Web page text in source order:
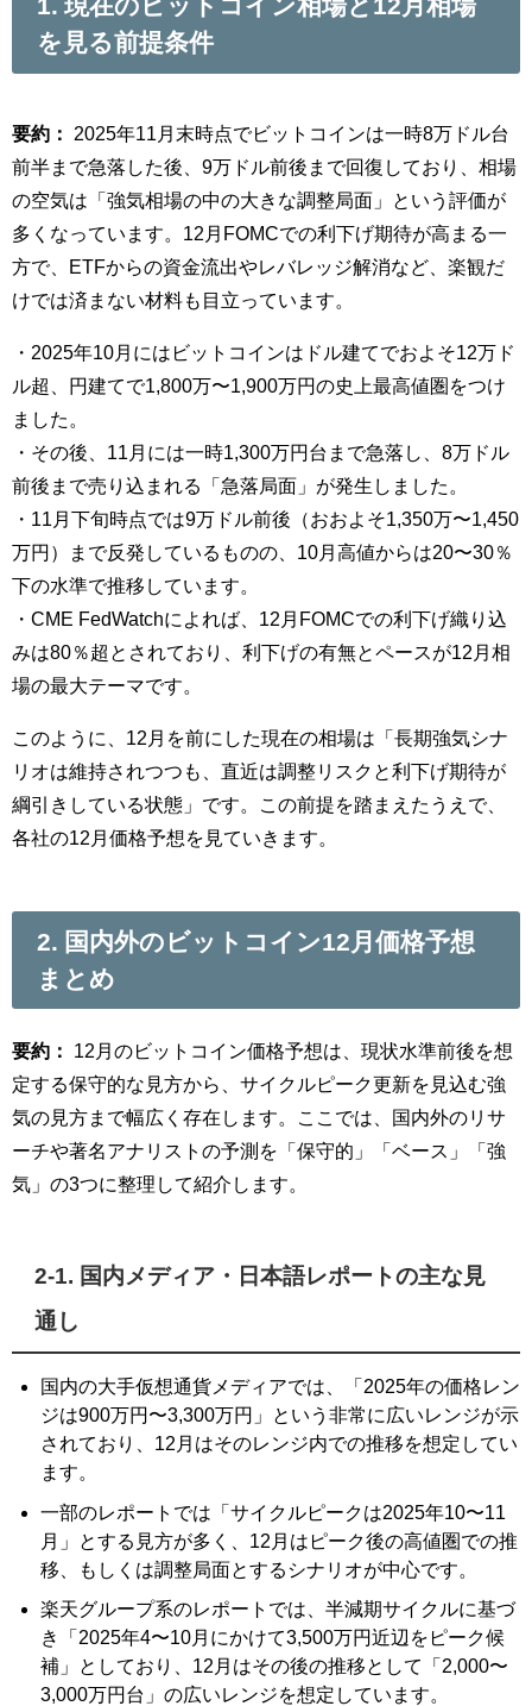
1. 現在のビットコイン相場と12月相場
を見る前提条件
要約：
2025年11月末時点でビットコインは一時8万ドル台
前半まで急落した後、9万ドル前後まで回復しており、相場
の空気は「強気相場の中の大きな調整局面」という評価が
多くなっています。12月FOMCでの利下げ期待が高まる一
方で、ETFからの資金流出やレバレッジ解消など、楽観だ
けでは済まない材料も目立っています。
・2025年10月にはビットコインはドル建てでおよそ12万ド
ル超、円建てで1,800万〜1,900万円の史上最高値圏をつけ
ました。
・その後、11月には一時1,300万円台まで急落し、8万ドル
前後まで売り込まれる「急落局面」が発生しました。
・11月下旬時点では9万ドル前後（おおよそ1,350万〜1,450
万円）まで反発しているものの、10月高値からは20〜30％
下の水準で推移しています。
・CME FedWatchによれば、12月FOMCでの利下げ織り込
みは80％超とされており、利下げの有無とペースが12月相
場の最大テーマです。
このように、12月を前にした現在の相場は「長期強気シナ
リオは維持されつつも、直近は調整リスクと利下げ期待が
綱引きしている状態」です。この前提を踏まえたうえで、
各社の12月価格予想を見ていきます。
2. 国内外のビットコイン12月価格予想
まとめ
要約：
12月のビットコイン価格予想は、現状水準前後を想
定する保守的な見方から、サイクルピーク更新を見込む強
気の見方まで幅広く存在します。ここでは、国内外のリサ
ーチや著名アナリストの予測を「保守的」「ベース」「強
気」の3つに整理して紹介します。
2-1. 国内メディア・日本語レポートの主な見
通し
国内の大手仮想通貨メディアでは、「2025年の価格レン
ジは900万円〜3,300万円」という非常に広いレンジが示
されており、12月はそのレンジ内での推移を想定してい
ます。
一部のレポートでは「サイクルピークは2025年10〜11
月」とする見方が多く、12月はピーク後の高値圏での推
移、もしくは調整局面とするシナリオが中心です。
楽天グループ系のレポートでは、半減期サイクルに基づ
き「2025年4〜10月にかけて3,500万円近辺をピーク候
補」としており、12月はその後の推移として「2,000〜
3,000万円台」の広いレンジを想定しています。